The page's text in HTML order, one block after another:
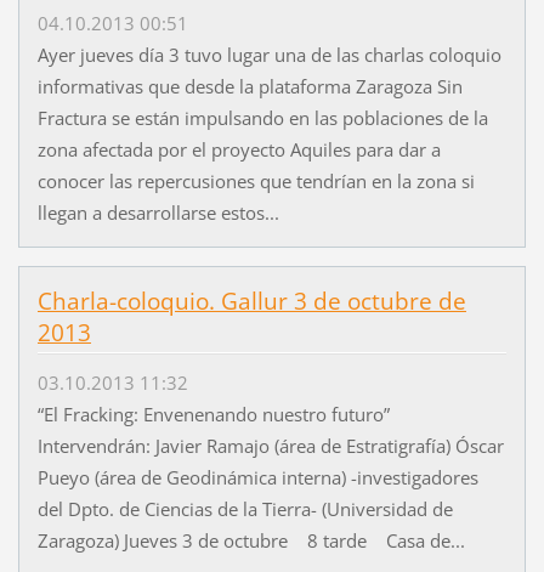
04.10.2013 00:51
Ayer jueves día 3 tuvo lugar una de las charlas coloquio
informativas que desde la plataforma Zaragoza Sin
Fractura se están impulsando en las poblaciones de la
zona afectada por el proyecto Aquiles para dar a
conocer las repercusiones que tendrían en la zona si
llegan a desarrollarse estos...
Charla-coloquio. Gallur 3 de octubre de
2013
03.10.2013 11:32
“El Fracking: Envenenando nuestro futuro”
Intervendrán: Javier Ramajo (área de Estratigrafía) Óscar
Pueyo (área de Geodinámica interna) -investigadores
del Dpto. de Ciencias de la Tierra- (Universidad de
Zaragoza) Jueves 3 de octubre 8 tarde Casa de...